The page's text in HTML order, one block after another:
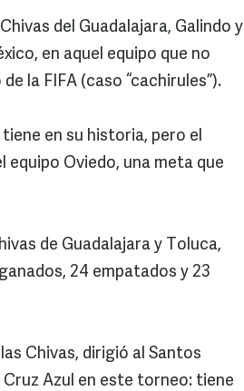
del Guadalajara, Galindo y
en aquel equipo que no
la FIFA (caso “cachirules”).
en su historia, pero el
Oviedo, una meta que
de Guadalajara y Toluca,
24 empatados y 23
Chivas, dirigió al Santos
Cruz Azul en este torneo: tiene